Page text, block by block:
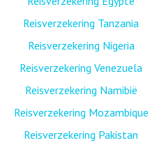
Reisverzekering Tanzania
Reisverzekering Nigeria
Reisverzekering Venezuela
Reisverzekering Namibië
Reisverzekering Mozambique
Reisverzekering Pakistan